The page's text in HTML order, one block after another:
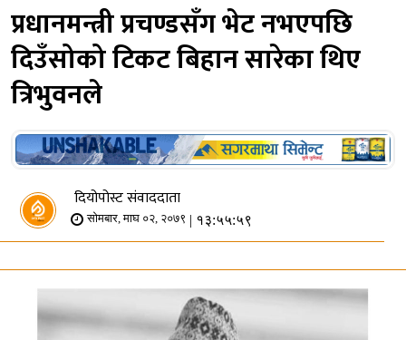
प्रधानमन्त्री प्रचण्डसँग भेट नभएपछि
दिउँसोको टिकट बिहान सारेका थिए
त्रिभुवनले
दियोपोस्ट संवाददाता
सोमबार, माघ ०२, २०७९ | १३:५५:५९